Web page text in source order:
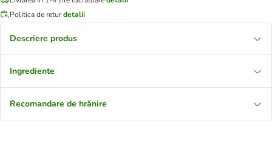
Politica de returdetalii
Descriere produs
Ingrediente
Recomandare de hrănire